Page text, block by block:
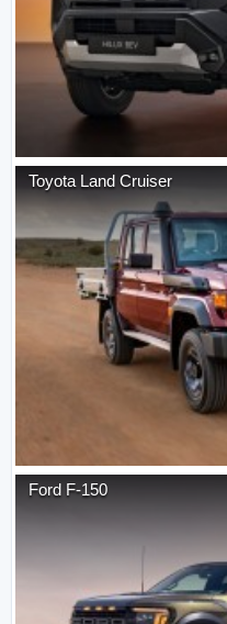
Toyota Land Cruiser
Ford F-150